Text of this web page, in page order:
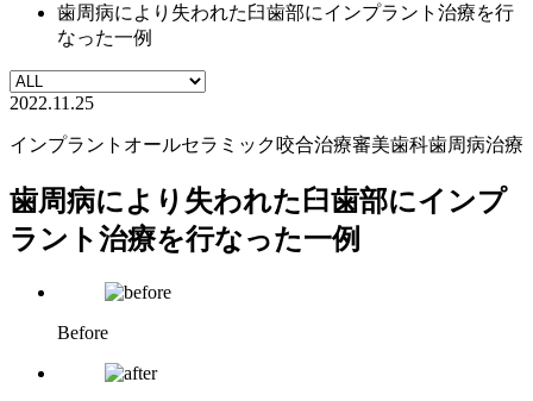
歯周病により失われた臼歯部にインプラント治療を行
なった一例
2022.11.25
インプラント オールセラミック咬合治療審美歯科歯周病治療
歯周病により失われた臼歯部にインプ
ラント治療を行なった一例
Before